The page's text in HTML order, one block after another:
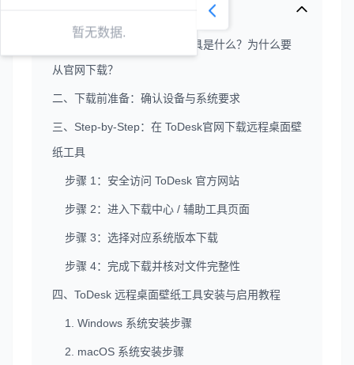
一、ToDesk 远程桌面壁纸工具是什么？为什么要
从官网下载？
二、下载前准备：确认设备与系统要求
三、Step-by-Step：在 ToDesk官网下载远程桌面壁
纸工具
步骤 1：安全访问 ToDesk 官方网站
步骤 2：进入下载中心 / 辅助工具页面
步骤 3：选择对应系统版本下载
步骤 4：完成下载并核对文件完整性
四、ToDesk 远程桌面壁纸工具安装与启用教程
1. Windows 系统安装步骤
2. macOS 系统安装步骤
暂无数据.